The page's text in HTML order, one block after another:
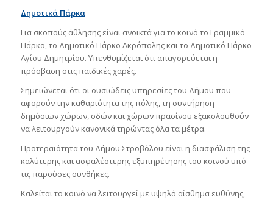
Δημοτικά Πάρκα
Για σκοπούς άθλησης είναι ανοικτά για το κοινό το Γραμμικό
Πάρκο, το Δημοτικό Πάρκο Ακρόπολης και το Δημοτικό Πάρκο
Αγίου Δημητρίου. Υπενθυμίζεται ότι απαγορεύεται η
πρόσβαση στις παιδικές χαρές.
Σημειώνεται ότι οι ουσιώδεις υπηρεσίες του Δήμου που
αφορούν την καθαριότητα της πόλης, τη συντήρηση
δημόσιων χώρων, οδών και χώρων πρασίνου εξακολουθούν
να λειτουργούν κανονικά τηρώντας όλα τα μέτρα.
Προτεραιότητα του Δήμου Στροβόλου είναι η διασφάλιση της
καλύτερης και ασφαλέστερης εξυπηρέτησης του κοινού υπό
τις παρούσες συνθήκες.
Καλείται το κοινό να λειτουργεί με υψηλό αίσθημα ευθύνης,